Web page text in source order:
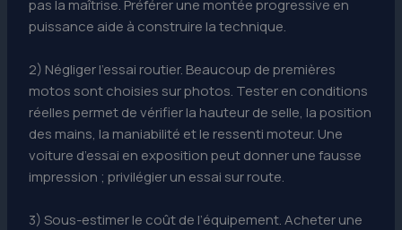
pas la maîtrise. Préférer une montée progressive en
puissance aide à construire la technique.
2) Négliger l’essai routier. Beaucoup de premières
motos sont choisies sur photos. Tester en conditions
réelles permet de vérifier la hauteur de selle, la position
des mains, la maniabilité et le ressenti moteur. Une
voiture d’essai en exposition peut donner une fausse
impression ; privilégier un essai sur route.
3) Sous-estimer le coût de l’équipement. Acheter une